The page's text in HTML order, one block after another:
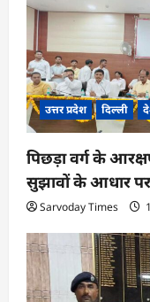
t
o
n
उत्तर प्रदेश दिल्ली
पिछड़ा वर्ग के
सुझावों के आधार
Sarvoday Times